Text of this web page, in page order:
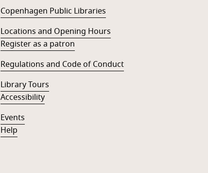
Copenhagen Public Libraries
Locations and Opening Hours
Register as a patron
Regulations and Code of Conduct
Library Tours
Accessibility
Events
Help